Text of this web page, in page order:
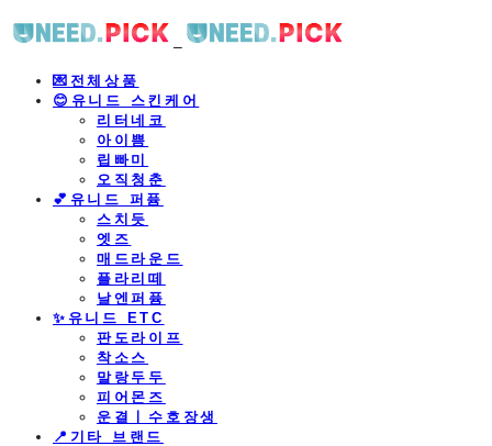
💌전체상품
😊유니드 스킨케어
리터네코
아이쁨
립빠미
오직청춘
💕유니드 퍼퓸
스치듯
엣즈
매드라운드
플라리떼
날엔퍼퓸
​✨유니드 ETC
판도라이프
착소스
말랑두두
피어몬즈
운결ㅣ수호장생
📍기타 브랜드